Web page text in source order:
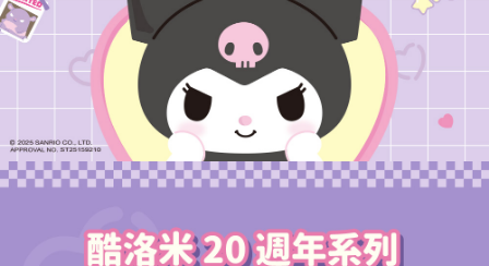
帳／街口支付／iPASS MONEY」等通路繳費。
【注意事項】
1.本服務係由「台灣大哥大股份有限公司」（以下簡稱本公司）所提供，讓
用戶於交易時，得透過本服務購買商品或服務，並由商店將買賣／分期付款
買賣價金債權讓與本公司後，依約使用本公司帳單繳交帳款。
2.基於同意付款使用「大哥付你分期」之契約關係目的，商店將以您的個人
資料（包含姓名、電話或地址）提供予台灣大哥大進項蒐集、處理及利用，
由本公司與您本人進行分期帳單所需資料之確認、核對及更正。
3.完整用戶服務條款，請詳閱以下連結： https://oppay.tw/userRule
２．訂單成立數日內，您將收到繳費通知簡訊。
３．收到繳費通知簡訊後14天內，點擊此簡訊中的連結，可透過四大超商／
ATM／網路銀行／等多元方式進行付款，方視為交易完成。
※ 請注意：結帳手續完成當下不需立刻繳費，但若您需要取消訂單，請聯絡
購買商品的店家。未經商家同意取消之訂單仍視為有效，需透過AFTEE先享
後付繳納相關費用。
※ 交易是否成功請以「AFTEE先享後付 」之結帳頁面顯示為準，若有關於
是否繳費成功／繳費後需取消欲退款等相關疑問，請聯繫「AFTEE先享後付
客戶支援中心」https://netprotections.freshdesk.com/support/home
１．透過由恩沛科技股份有限公司提供之「AFTEE先享後付」服務完成之交
易，需依本服務之必要範圍內提供個人資料，並將交易相關給付款項請求債
每筆NT$80，滿NT$1,000(含以上)免運費
萊爾富取貨付款
每筆NT$80，滿NT$1,000(含以上)免運費
付款後萊爾富取貨
每筆NT$80，滿NT$1,000(含以上)免運費
每筆NT$80，滿NT$1,000(含以上)免運費